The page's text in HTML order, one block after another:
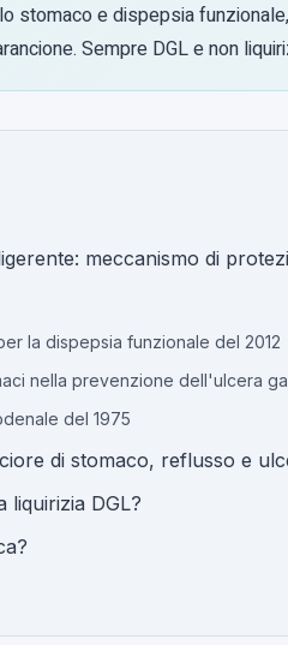
stomaco e dispepsia
Sempre DGL e non
meccanismo di
la dispepsia funzionale del 2012
nella prevenzione dell'ulcera
del 1975
di stomaco, reflusso e
liquirizia DGL?